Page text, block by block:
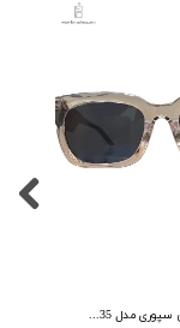
عینک آفتابی سپوری مدل 581035-C4